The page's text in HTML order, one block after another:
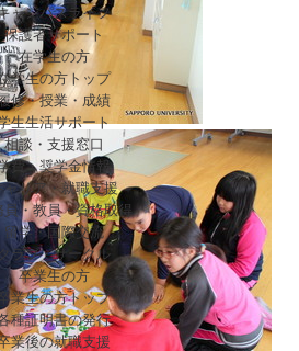
ャンパスライフ
保護者サポート
在学生の方
学生の方トップ
修・授業・成績
生生活サポート
相談・支援窓口
費・奨学金情報
ャリア・就職支援
員・教員・資格取得
留学・国際交流
クラブ・サークル
卒業生の方
業生の方トップ
種証明書の発行
業後の就職支援